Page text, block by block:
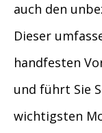
auch den
Dieser
handfesten
und führt Sie
wichtigsten